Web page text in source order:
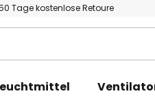
Tage kostenlose Retoure